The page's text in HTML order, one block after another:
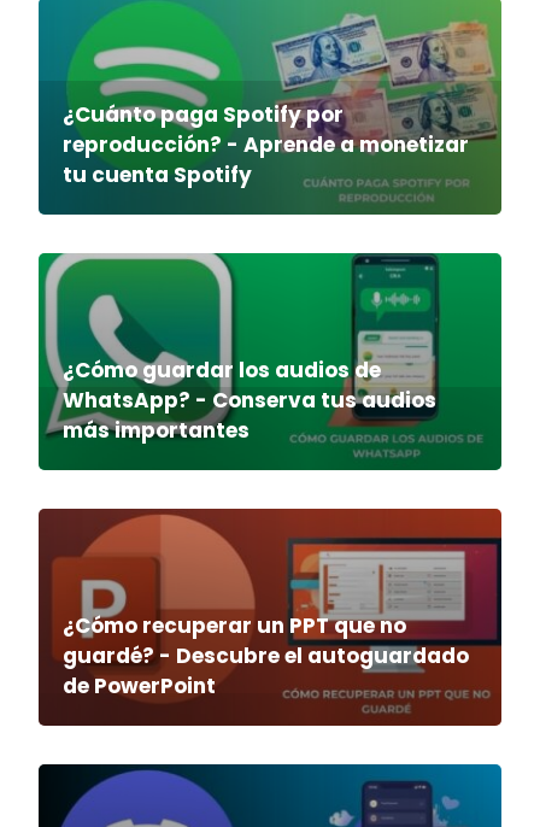
¿Cuánto paga Spotify por
reproducción? - Aprende a monetizar
tu cuenta Spotify
¿Cómo guardar los audios de
WhatsApp? - Conserva tus audios
más importantes
¿Cómo recuperar un PPT que no
guardé? - Descubre el autoguardado
de PowerPoint